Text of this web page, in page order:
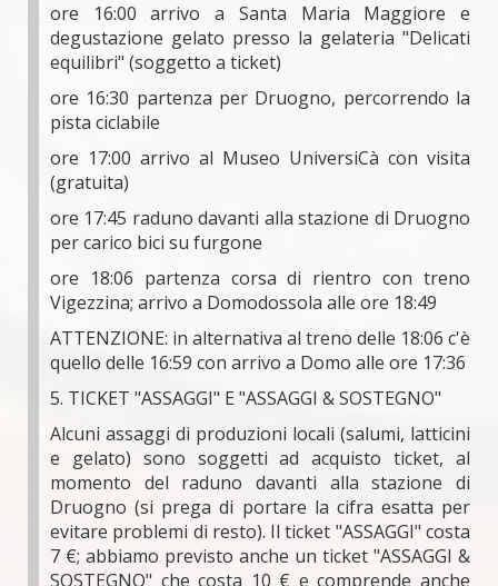
ore 16:00 arrivo a Santa Maria Maggiore e
degustazione gelato presso la gelateria "Delicati
equilibri" (soggetto a ticket)
ore 16:30 partenza per Druogno, percorrendo la
pista ciclabile
ore 17:00 arrivo al Museo UniversiCà con visita
(gratuita)
ore 17:45 raduno davanti alla stazione di Druogno
per carico bici su furgone
ore 18:06 partenza corsa di rientro con treno
Vigezzina; arrivo a Domodossola alle ore 18:49
ATTENZIONE: in alternativa al treno delle 18:06 c'è
quello delle 16:59 con arrivo a Domo alle ore 17:36
5. TICKET "ASSAGGI" E "ASSAGGI & SOSTEGNO"
Alcuni assaggi di produzioni locali (salumi, latticini
e gelato) sono soggetti ad acquisto ticket, al
momento del raduno davanti alla stazione di
Druogno (si prega di portare la cifra esatta per
evitare problemi di resto). Il ticket "ASSAGGI" costa
7 €; abbiamo previsto anche un ticket "ASSAGGI &
SOSTEGNO" che costa 10 € e comprende anche